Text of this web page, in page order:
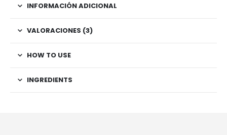
INFORMACIÓN ADICIONAL
VALORACIONES (3)
HOW TO USE
INGREDIENTS